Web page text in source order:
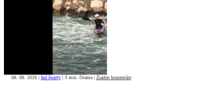
08. 08. 2026 | Iné športy | 3 min. čítania | Žiadne komentáre